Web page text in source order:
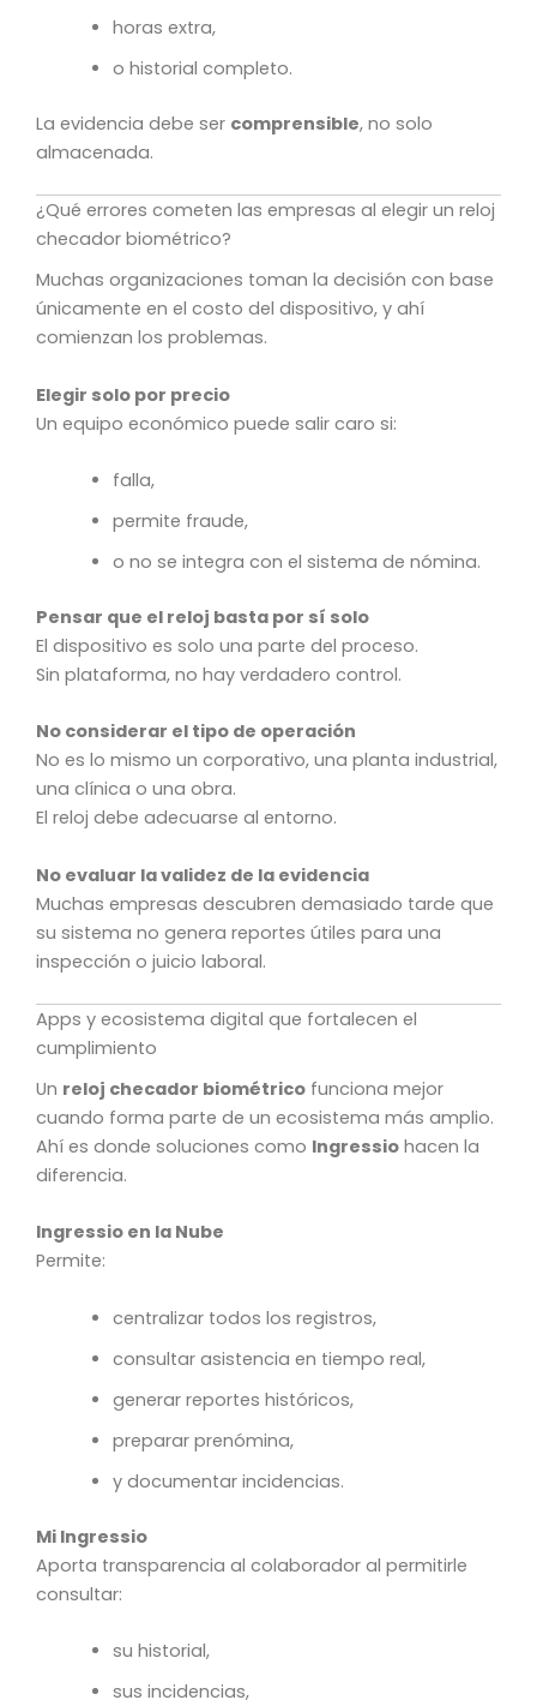
horas extra,
o historial completo.
La evidencia debe ser comprensible, no solo
almacenada.
¿Qué errores cometen las empresas al elegir un reloj
checador biométrico?
Muchas organizaciones toman la decisión con base
únicamente en el costo del dispositivo, y ahí
comienzan los problemas.
Elegir solo por precio
Un equipo económico puede salir caro si:
falla,
permite fraude,
o no se integra con el sistema de nómina.
Pensar que el reloj basta por sí solo
El dispositivo es solo una parte del proceso.
Sin plataforma, no hay verdadero control.
No considerar el tipo de operación
No es lo mismo un corporativo, una planta industrial,
una clínica o una obra.
El reloj debe adecuarse al entorno.
No evaluar la validez de la evidencia
Muchas empresas descubren demasiado tarde que
su sistema no genera reportes útiles para una
inspección o juicio laboral.
Apps y ecosistema digital que fortalecen el
cumplimiento
Un reloj checador biométrico funciona mejor
cuando forma parte de un ecosistema más amplio.
Ahí es donde soluciones como Ingressio hacen la
diferencia.
Ingressio en la Nube
Permite:
centralizar todos los registros,
consultar asistencia en tiempo real,
generar reportes históricos,
preparar prenómina,
y documentar incidencias.
Mi Ingressio
Aporta transparencia al colaborador al permitirle
consultar:
su historial,
sus incidencias,